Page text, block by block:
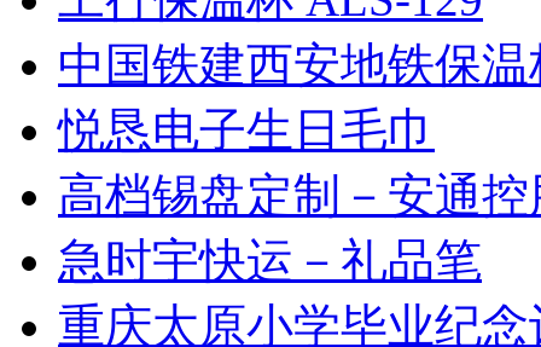
中国铁建西安地铁保
悦恳电子生日毛巾
高档锡盘定制－安通
急时宇快运－礼品笔
重庆太原小学毕业纪